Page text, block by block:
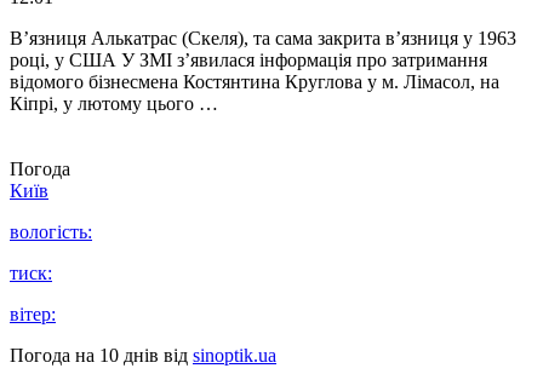
В’язниця Алькатрас (Скеля), та сама закрита в’язниця у 1963
році, у США У ЗМІ з’явилася інформація про затримання
відомого бізнесмена Костянтина Круглова у м. Лімасол, на
Кіпрі, у лютому цього …
Погода
Київ
вологість:
тиск:
вітер:
Погода на 10 днів від sinoptik.ua